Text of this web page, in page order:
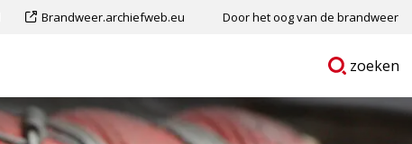
Dit
externe
Brandweer.archiefweb.eu Door het oog van de brandweer
Ga
zoeken